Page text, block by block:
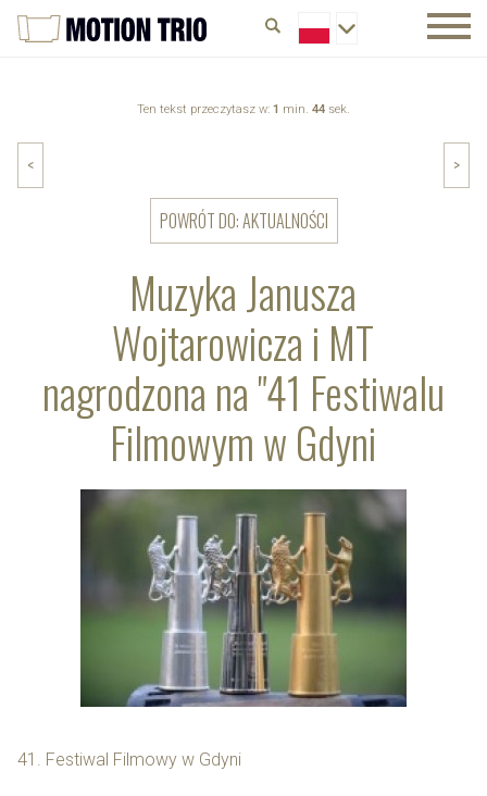
Ten tekst przeczytasz w: 1 min. 44 sek.
Muzyka Janusza
Wojtarowicza i MT
nagrodzona na "41 Festiwalu
Filmowym w Gdyni
< >
POWRÓT DO: AKTUALNOŚCI
41. Festiwal Filmowy w Gdyni